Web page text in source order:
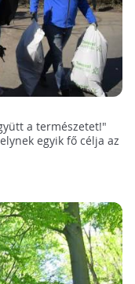
a természetet!"
egyik fő célja az